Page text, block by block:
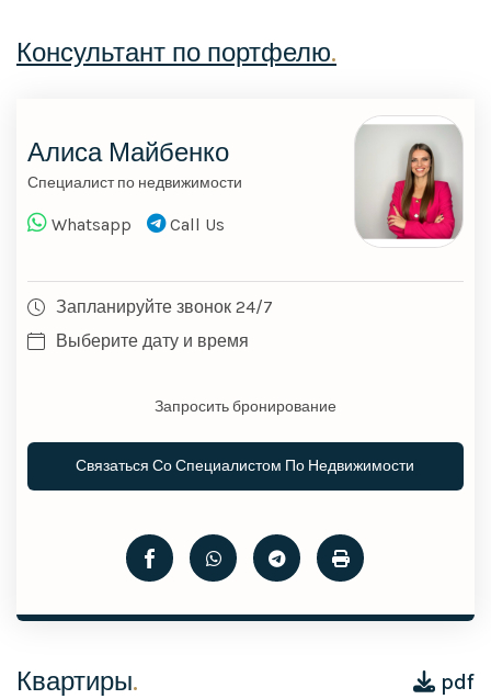
Консультант по портфелю.
Алиса Майбенко
Специалист по недвижимости
Whatsapp Call Us
Запланируйте звонок 24/7
Выберите дату и время
Запросить бронирование
Связаться Со Специалистом По Недвижимости
Квартиры. pdf